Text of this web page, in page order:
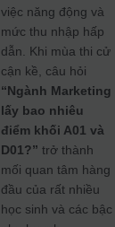
việc năng động và
mức thu nhập hấp
dẫn. Khi mùa thi cử
cận kề, câu hỏi
“Ngành Marketing
lấy bao nhiêu
điểm khối A01 và
D01?” trở thành
mối quan tâm hàng
đầu của rất nhiều
học sinh và các bậc